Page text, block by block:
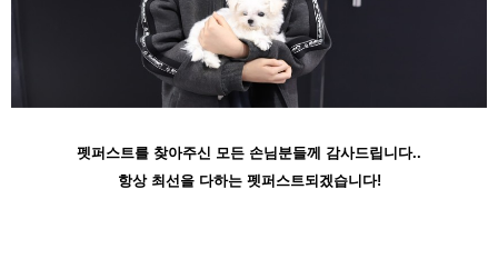
펫퍼스트를 찾아주신 모든 손님분들께 감사드립니다..
항상 최선을 다하는 펫퍼스트되겠습니다!